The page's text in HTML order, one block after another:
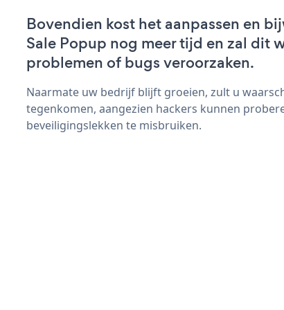
Bovendien kost het aanpassen en
Sale Popup nog meer tijd en zal dit
problemen of bugs veroorzaken.
Naarmate uw bedrijf blijft groeien, zult u
tegenkomen, aangezien hackers kunnen
beveiligingslekken te misbruiken.